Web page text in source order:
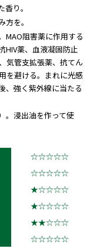
り。
を。
MAO阻害薬に作用する
HIV薬、血液凝固防止
気管支拡張薬、抗てん
を避ける。まれに光感
、強く紫外線に当たる
。浸出油を作って使
☆☆☆☆☆
☆☆☆☆☆
★☆☆☆☆
★☆☆☆☆
★★☆☆☆
☆☆☆☆☆